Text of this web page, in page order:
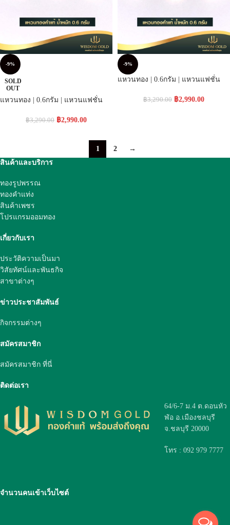
-9%
SOLD
OUT
แหวนทอง | 0.6กรัม | แหวนแฟชั่น
฿3,290.00 ฿2,990.00
-9%
แหวนทอง | 0.6กรัม | แหวนแฟชั่น
฿3,290.00 ฿2,990.00
1 2
→
สินค้าและบริการ
ทองรูปพรรณ
ทองคำแท่ง
สินค้าเพชร
โปรแกรมออมทอง
เกี่ยวกับเรา
ประวัติความเป็นมา
วิสัยทัศน์และพันธกิจ
สาขาต่างๆ
ข่าวประชาสัมพันธ์
กิจกรรมต่างๆ
สมัครสมาชิก
สมัครสมาชิก ที่นี่
ติดต่อเรา
64/6-7 ม.4 ต.ดอนหัว
ฬ่อ อ.เมืองชลบุรี
จ.ชลบุรี 20000
โทร : 092 979 7777
จำนวนคนเข้าเว็บไซต์